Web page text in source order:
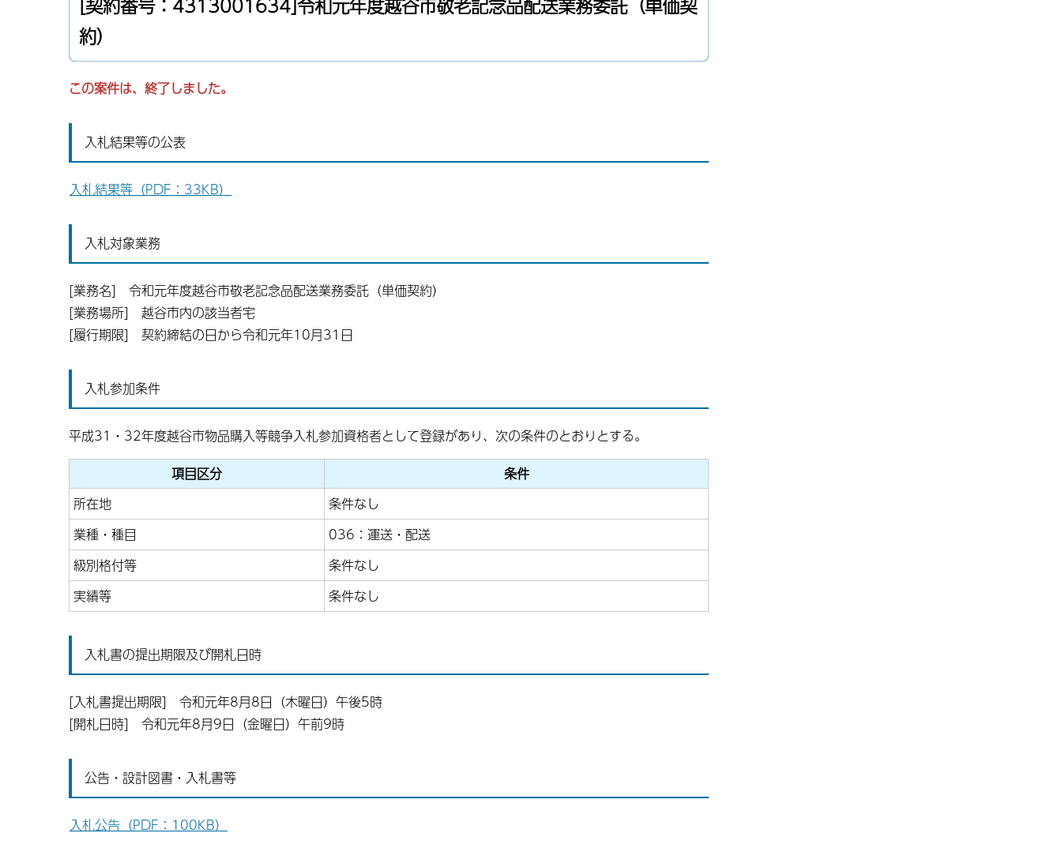
約）
この案件は、終了しました。
入札結果等の公表
入札結果等（PDF：33KB）
入札対象業務
[業務名] 令和元年度越谷市敬老記念品配送業務委託（単価契約）
[業務場所] 越谷市内の該当者宅
[履行期限] 契約締結の日から令和元年10月31日
入札参加条件
平成31・32年度越谷市物品購入等競争入札参加資格者として登録があり、次の条件のとおりとする。
項目区分
条件
所在地
条件なし
業種・種目
036：運送・配送
級別格付等
条件なし
実績等
条件なし
入札書の提出期限及び開札日時
[入札書提出期限] 令和元年8月8日（木曜日）午後5時
[開札日時] 令和元年8月9日（金曜日）午前9時
公告・設計図書・入札書等
入札公告（PDF：100KB）